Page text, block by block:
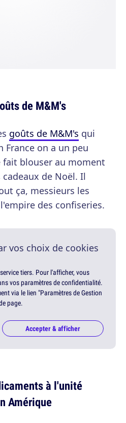
de M&M's
goûts de M&M's qui
France on a un peu
blouser au moment
de Noël. Il
ça, messieurs les
des confiseries.
vos choix de cookies
tiers. Pour l'afficher, vous
vos paramètres de confidentialité.
via le lien "Paramètres de Gestion
page.
Accepter & afficher
à l'unité
Amérique